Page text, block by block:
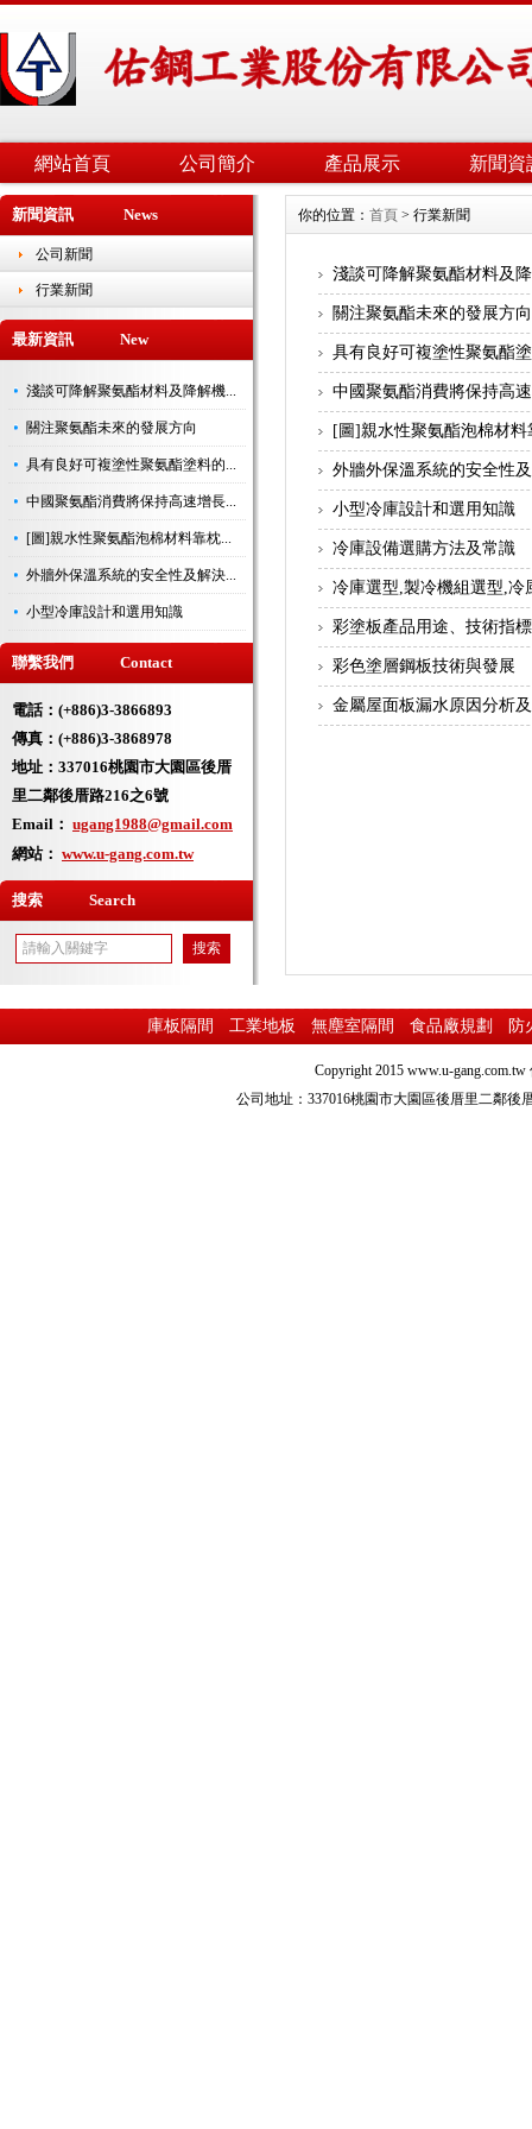
網站首頁 公司簡介 產品展示 新聞資
新聞資訊 News
公司新聞
行業新聞
最新資訊 New
淺談可降解聚氨酯材料及降解機...
關注聚氨酯未來的發展方向
具有良好可複塗性聚氨酯塗料的...
中國聚氨酯消費將保持高速增長...
[圖]親水性聚氨酯泡棉材料靠枕...
外牆外保溫系統的安全性及解決...
小型冷庫設計和選用知識
聯繫我們 Contact
電話：(+886)3-3866893
傳真：(+886)3-3868978
地址： 337016桃園市大園區後厝
里二鄰後厝路216之6號
Email： ugang1988@gmail.com
網站： www.u-gang.com.tw
搜索 Search
你的位置： 首頁 > 行業新聞
淺談可降解聚氨酯材料及
關注聚氨酯未來的發展方向
具有良好可複塗性聚氨酯
中國聚氨酯消費將保持高
[圖]親水性聚氨酯泡棉材
外牆外保溫系統的安全性
小型冷庫設計和選用知識
冷庫設備選購方法及常識
冷庫選型,製冷機組選型,冷
彩塗板產品用途、技術指
彩色塗層鋼板技術與發展
金屬屋面板漏水原因分析
庫板隔間 工業地板 無塵室隔間 食品廠規劃 防
Copyright 2015 www.u-gang.com.tw
公司地址：337016桃園市大園區後厝里二鄰後